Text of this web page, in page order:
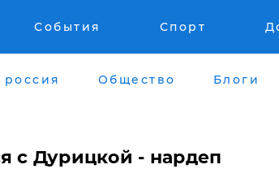
События Спорт
россия Общество Блоги
с Дурицкой - нардеп